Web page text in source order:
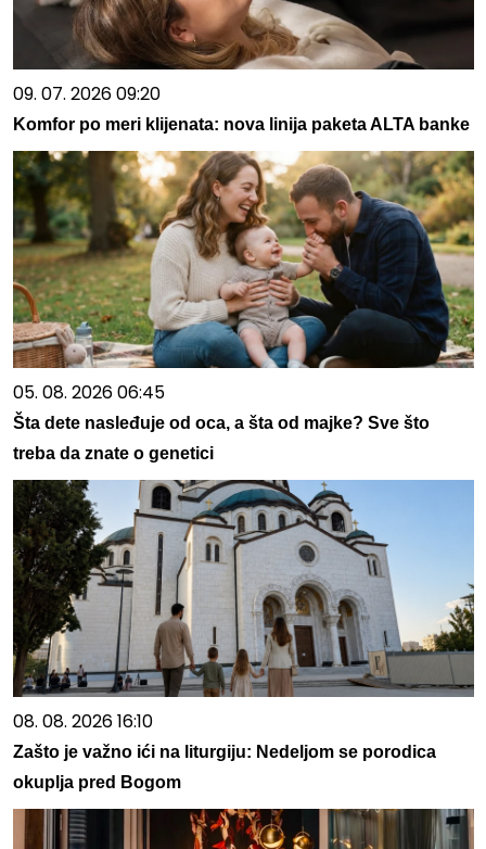
09. 07. 2026 09:20
Komfor po meri klijenata: nova linija paketa ALTA banke
05. 08. 2026 06:45
Šta dete nasleđuje od oca, a šta od majke? Sve što
treba da znate o genetici
08. 08. 2026 16:10
Zašto je važno ići na liturgiju: Nedeljom se porodica
okuplja pred Bogom